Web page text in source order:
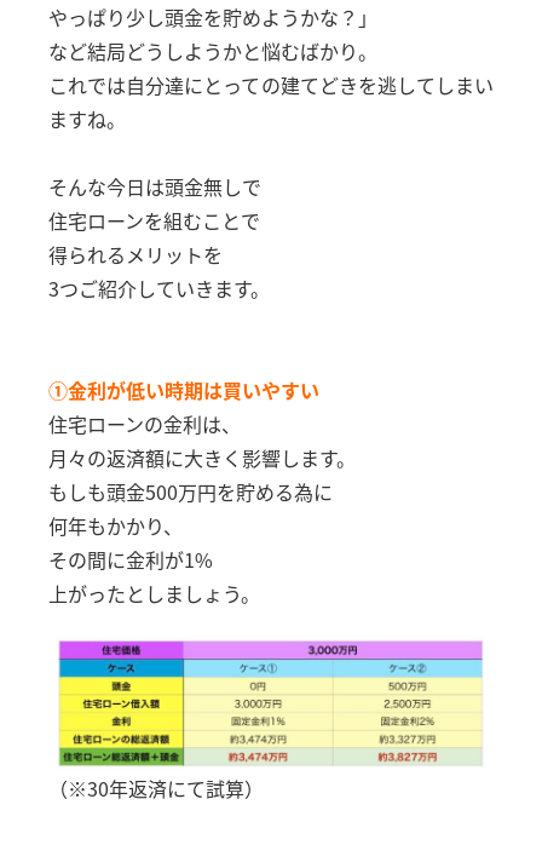
やっぱり少し頭金を貯めようかな？」
など結局どうしようかと悩むばかり。
これでは自分達にとっての建てどきを逃してしまい
ますね。
そんな今日は頭金無しで
住宅ローンを組むことで
得られるメリットを
3つご紹介していきます。
①金利が低い時期は買いやすい
住宅ローンの金利は、
月々の返済額に大きく影響します。
もしも頭金500万円を貯める為に
何年もかかり、
その間に金利が1%
上がったとしましょう。
（※30年返済にて試算）